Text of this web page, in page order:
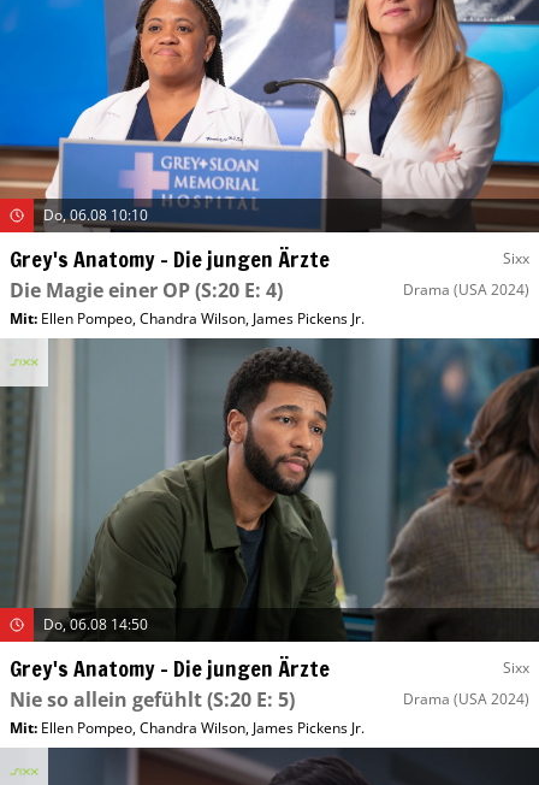
Do, 06.08 10:10
Grey's Anatomy – Die jungen Ärzte Sixx
Die Magie einer OP(S:20 E: 4) Drama (USA 2024)
Mit: Ellen Pompeo,Chandra Wilson, James Pickens Jr.
Do, 06.08 14:50
Grey's Anatomy – Die jungen Ärzte Sixx
Nie so allein gefühlt(S:20 E: 5) Drama (USA 2024)
Mit: Ellen Pompeo,Chandra Wilson, James Pickens Jr.